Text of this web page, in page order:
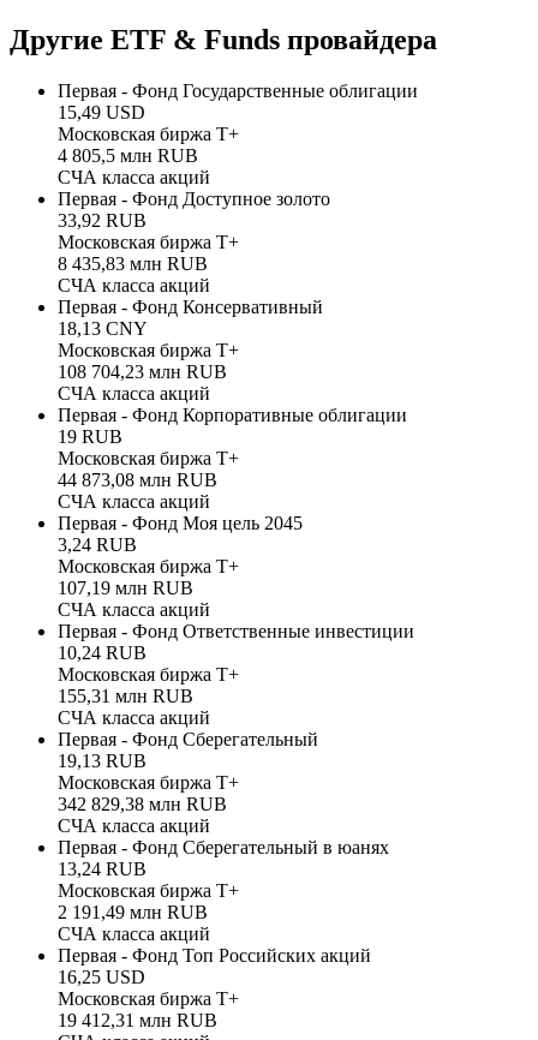
Другие ETF & Funds провайдера
Первая - Фонд Государственные облигации
15,49 USD
Московская биржа Т+
4 805,5 млн RUB
СЧА класса акций
Первая - Фонд Доступное золото
33,92 RUB
Московская биржа Т+
8 435,83 млн RUB
СЧА класса акций
Первая - Фонд Консервативный
18,13 CNY
Московская биржа Т+
108 704,23 млн RUB
СЧА класса акций
Первая - Фонд Корпоративные облигации
19 RUB
Московская биржа Т+
44 873,08 млн RUB
СЧА класса акций
Первая - Фонд Моя цель 2045
3,24 RUB
Московская биржа Т+
107,19 млн RUB
СЧА класса акций
Первая - Фонд Ответственные инвестиции
10,24 RUB
Московская биржа Т+
155,31 млн RUB
СЧА класса акций
Первая - Фонд Сберегательный
19,13 RUB
Московская биржа Т+
342 829,38 млн RUB
СЧА класса акций
Первая - Фонд Сберегательный в юанях
13,24 RUB
Московская биржа Т+
2 191,49 млн RUB
СЧА класса акций
Первая - Фонд Топ Российских акций
16,25 USD
Московская биржа Т+
19 412,31 млн RUB